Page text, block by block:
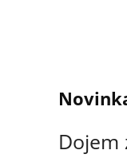
Dojem